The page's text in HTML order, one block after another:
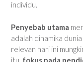
individu.
Penyebab utama
adalah dinamika
relevan hari ini
itu, fokus pada